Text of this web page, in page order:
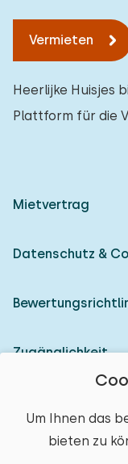
Um Ihnen das
bieten zu
Vermieten
Heerlijke Huisjes
Plattform für die
Mietvertrag
Datenschutz &
Zugänglichkeit
© 2026 Heerlijke